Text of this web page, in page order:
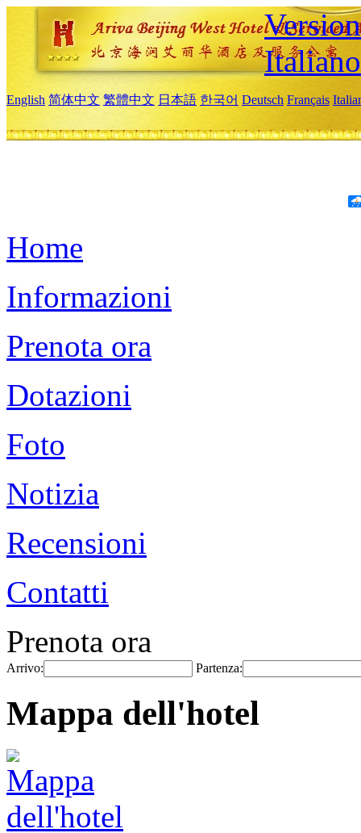
Italiano
English 简体中文 繁體中文 日本語 한국어 Deutsch Français
Home
Informazioni
Prenota ora
Dotazioni
Foto
Notizia
Recensioni
Contatti
Prenota ora
Arrivo: Partenza:
Mappa dell'hotel